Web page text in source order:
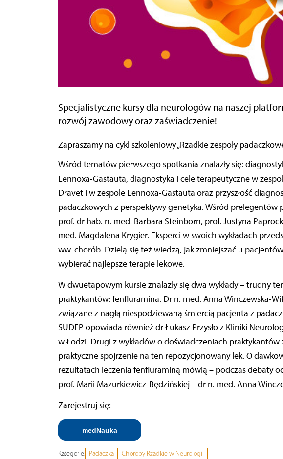
Specjalistyczne kursy dla neurologów na naszej
rozwój zawodowy oraz zaświadczenie!
Zapraszamy na cykl szkoleniowy„Rzadkie zespoły
Wśród tematów pierwszego spotkania znalazły się:
Lennoxa-Gastauta, diagnostyka i cele terapeutyczne w
Dravet i w zespole Lennoxa-Gastauta oraz przyszłość
padaczkowych z perspektywy genetyka. Wśród prelegentów
prof. dr hab. n. med. Barbara Steinborn, prof. Justyna
med. Magdalena Krygier. Eksperci w swoich wykładach
ww. chorób. Dzielą się też wiedzą, jak zmniejszać u
wybierać najlepsze terapie lekowe.
W dwuetapowym kursie znalazły się dwa wykłady – trudny
praktykantów: fenfluramina. Dr n. med. Anna Winczewska-
związane z nagłą niespodziewaną śmiercią pacjenta z
SUDEP opowiada również dr Łukasz Przysło z Kliniki
w Łodzi. Drugi z wykładów o doświadczeniach
praktyczne spojrzenie na ten repozycjonowany lek. O
rezultatach leczenia fenfluraminą mówią – podczas debaty
prof. Marii Mazurkiewicz-Będzińskiej – dr n. med. Anna
Zarejestruj się:
medNauka
Kategorie: Padaczka Choroby Rzadkie w Neurologii